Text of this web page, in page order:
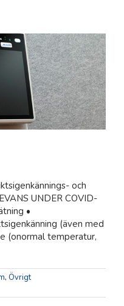
och
UNDER COVID-
•
(även med
(onormal temperatur,
, Övrigt